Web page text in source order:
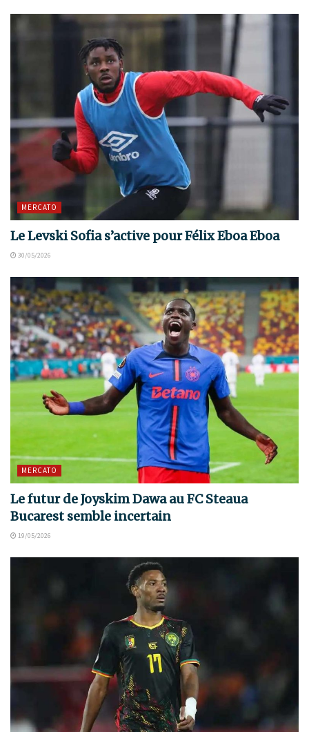
MERCATO
Le Levski Sofia s’active pour Félix Eboa Eboa
30/05/2026
MERCATO
Le futur de Joyskim Dawa au FC Steaua
Bucarest semble incertain
19/05/2026